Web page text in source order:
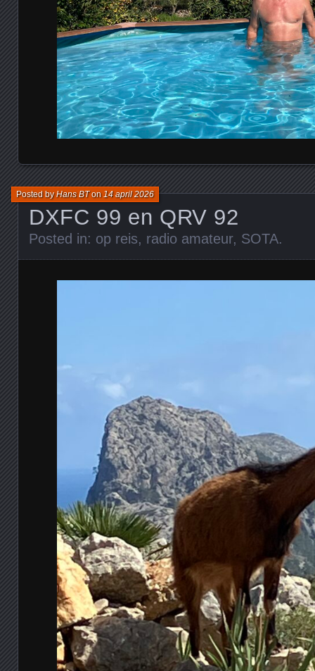
DXFC 99 en QRV 92
Posted byHans BTon 14 april 2026
Posted in: op reis, radio amateur, SOTA.